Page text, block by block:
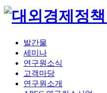
발간물
세미나
연구원소식
고객마당
연구원소개